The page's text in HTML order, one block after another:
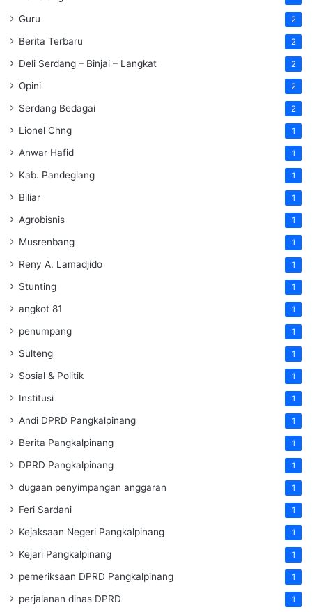
Guru 2
Berita Terbaru 2
Deli Serdang – Binjai – Langkat 2
Opini 2
Serdang Bedagai 2
Lionel Chng 1
Anwar Hafid 1
Kab. Pandeglang 1
Biliar 1
Agrobisnis 1
Musrenbang 1
Reny A. Lamadjido 1
Stunting 1
angkot 81 1
penumpang 1
Sulteng 1
Sosial & Politik 1
Institusi 1
Andi DPRD Pangkalpinang 1
Berita Pangkalpinang 1
DPRD Pangkalpinang 1
dugaan penyimpangan anggaran 1
Feri Sardani 1
Kejaksaan Negeri Pangkalpinang 1
Kejari Pangkalpinang 1
pemeriksaan DPRD Pangkalpinang 1
perjalanan dinas DPRD 1